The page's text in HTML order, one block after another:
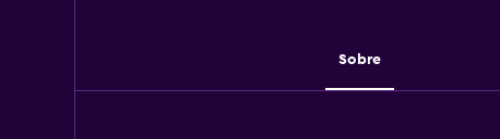
Sobre